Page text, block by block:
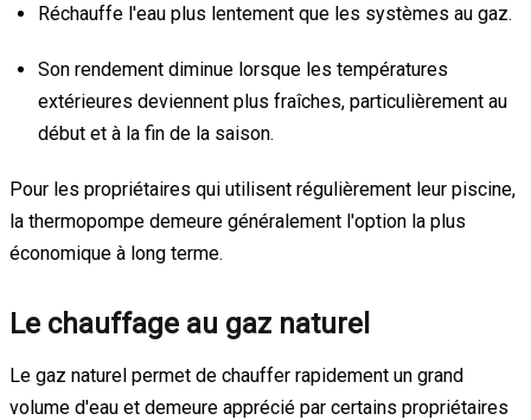
Réchauffe l'eau plus lentement que les systèmes au gaz.
Son rendement diminue lorsque les températures
extérieures deviennent plus fraîches, particulièrement au
début et à la fin de la saison.
Pour les propriétaires qui utilisent régulièrement leur piscine,
la thermopompe demeure généralement l'option la plus
économique à long terme.
Le chauffage au gaz naturel
Le gaz naturel permet de chauffer rapidement un grand
volume d'eau et demeure apprécié par certains propriétaires